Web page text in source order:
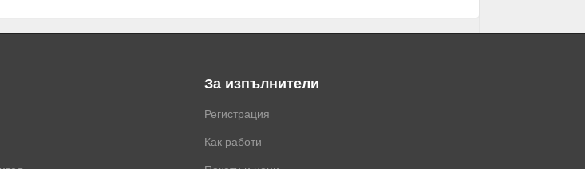
За изпълнители
Регистрация
Как работи